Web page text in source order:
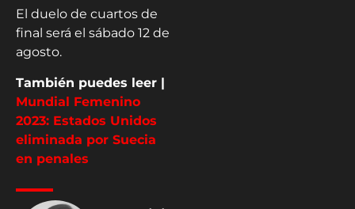
El duelo de cuartos de
final será el sábado 12 de
agosto.
También puedes leer |
Mundial Femenino
2023: Estados Unidos
eliminada por Suecia
en penales